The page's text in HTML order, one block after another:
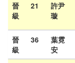
晉
級
21
許尹
璇
晉
級
36
葉霓
安